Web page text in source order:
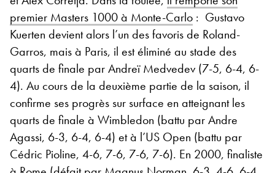
premier Masters 1000 à Monte-Carlo : Gustavo
Kuerten devient alors l’un des favoris de Roland-
Garros, mais à Paris, il est éliminé au stade des
quarts de finale par Andreï Medvedev (7-5, 6-4, 6-
4). Au cours de la deuxième partie de la saison, il
confirme ses progrès sur surface en atteignant les
quarts de finale à Wimbledon (battu par Andre
Agassi, 6-3, 6-4, 6-4) et à l’US Open (battu par
Cédric Pioline, 4-6, 7-6, 7-6, 7-6). En 2000, finaliste